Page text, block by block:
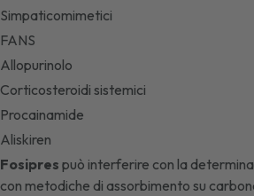
Simpaticomimetici
FANS
Allopurinolo
Corticosteroidi sistemici
Procainamide
Aliskiren
Fosipres può interferire con la
con metodiche di assorbimento su